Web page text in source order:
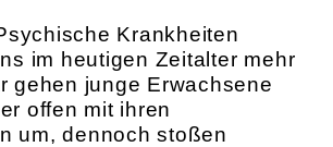
Krankheiten
im heutigen Zeitalter mehr
gehen junge Erwachsene
offen mit ihren
um, dennoch stoßen